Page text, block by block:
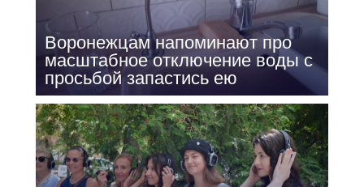
Воронежцам напоминают про
масштабное отключение воды с
просьбой запастись ею